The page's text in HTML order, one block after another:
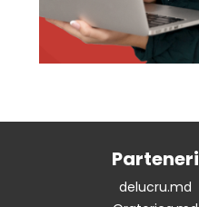
Parteneri
delucru.md